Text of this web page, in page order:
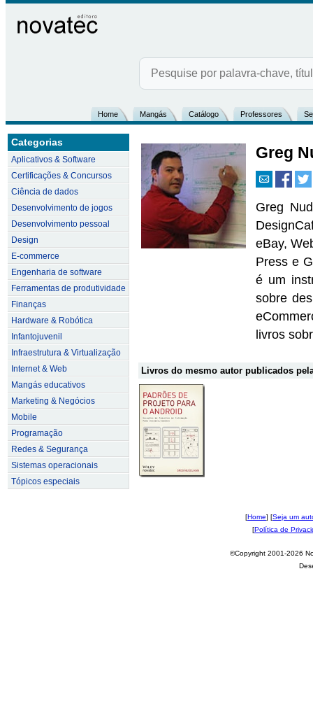
Home Mangás Catálogo Professores
Categorias
Aplicativos & Software
Certificações & Concursos
Ciência de dados
Desenvolvimento de jogos
Desenvolvimento pessoal
Design
E-commerce
Engenharia de software
Ferramentas de produtividade
Finanças
Hardware & Robótica
Infantojuvenil
Infraestrutura & Virtualização
Internet & Web
Mangás educativos
Marketing & Negócios
Mobile
Programação
Redes & Segurança
Sistemas operacionais
Tópicos especiais
Greg
Greg
eBay,
Press e
é um
sobre
livros
Livros do mesmo autor publicados
[Home] [Seja um
[Política de
©Copyright 2001-2026